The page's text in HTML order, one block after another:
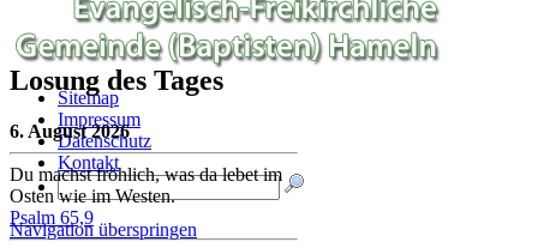
Sitemap
Impressum
Datenschutz
Kontakt
Navigation überspringen
Losung des Tages
6. August 2026
Du machst fröhlich, was da lebet im
Osten wie im Westen.
Psalm 65,9